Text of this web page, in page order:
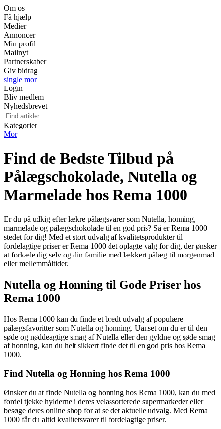
Om os
Få hjælp
Medier
Annoncer
Min profil
Mailnyt
Partnerskaber
Giv bidrag
single mor
Login
Bliv medlem
Nyhedsbrevet
Kategorier
Mor
Find de Bedste Tilbud på
Pålægschokolade, Nutella og
Marmelade hos Rema 1000
Er du på udkig efter lækre pålægsvarer som Nutella, honning,
marmelade og pålægschokolade til en god pris? Så er Rema 1000
stedet for dig! Med et stort udvalg af kvalitetsprodukter til
fordelagtige priser er Rema 1000 det oplagte valg for dig, der ønsker
at forkæle dig selv og din familie med lækkert pålæg til morgenmad
eller mellemmåltider.
Nutella og Honning til Gode Priser hos
Rema 1000
Hos Rema 1000 kan du finde et bredt udvalg af populære
pålægsfavoritter som Nutella og honning. Uanset om du er til den
søde og nøddeagtige smag af Nutella eller den gyldne og søde smag
af honning, kan du helt sikkert finde det til en god pris hos Rema
1000.
Find Nutella og Honning hos Rema 1000
Ønsker du at finde Nutella og honning hos Rema 1000, kan du med
fordel tjekke hylderne i deres velassorterede supermarkeder eller
besøge deres online shop for at se det aktuelle udvalg. Med Rema
1000 får du altid kvalitetsvarer til fordelagtige priser.